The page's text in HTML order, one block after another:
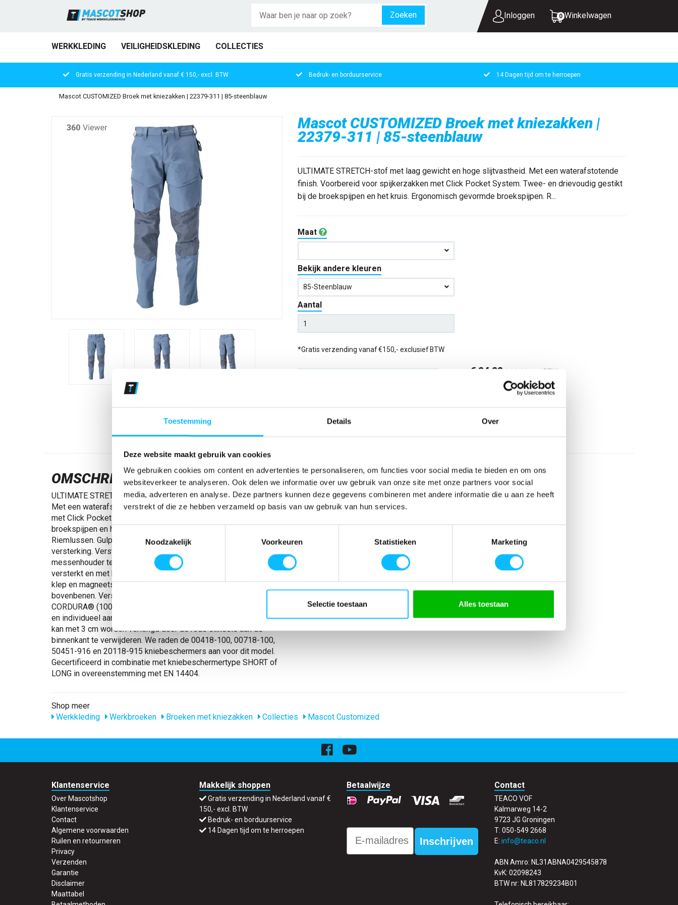
Toestemming Details Over
Deze website maakt gebruik van cookies
We gebruiken cookies om content en advertenties te personaliseren, om functies voor social media te bieden en om ons
websiteverkeer te analyseren. Ook delen we informatie over uw gebruik van onze site met onze partners voor social
media, adverteren en analyse. Deze partners kunnen deze gegevens combineren met andere informatie die u aan ze heeft
verstrekt of die ze hebben verzameld op basis van uw gebruik van hun services.
Toestemmingsselectie
Noodzakelijk
Voorkeuren Statistieken Marketing
Selectie toestaan Alles toestaan
Zoeken Inloggen 0 Winkelwagen
WERKKLEDING VEILIGHEIDSKLEDING COLLECTIES
UW WINKELWAGEN IS LEEG.
Gratis verzending in Nederland vanaf € 150,- excl. BTW Bedruk- en borduurservice 14 Dagen tijd om te herroepen
Mascot CUSTOMIZED Broek met kniezakken | 22379-311 | 85-steenblauw
Mascot CUSTOMIZED Broek met kniezakken |
22379-311 | 85-steenblauw
ULTIMATE STRETCH-stof met laag gewicht en hoge slijtvastheid. Met een waterafstotende
finish. Voorbereid voor spijkerzakken met Click Pocket System. Twee- en drievoudig gestikt
bij de broekspijpen en het kruis. Ergonomisch gevormde broekspijpen. R...
Maat
Bekijk andere kleuren
85-Steenblauw
Aantal
*Gratis verzending vanaf €150,- exclusief BTW
€ 84,88 € 99 ,92 excl BTW
,70€ 120,90 incl BTW
Verwachte bezorgdag:14-08-2026
OMSCHRIJVING
ULTIMATE STRETCH-stof met laag gewicht en hoge slijtvastheid.
Met een waterafstotende finish. Voorbereid voor spijkerzakken
met Click Pocket System. Twee- en drievoudig gestikt bij de
broekspijpen en het kruis. Ergonomisch gevormde broekspijpen.
Riemlussen. Gulp met rits. Voorzakken. Achterzakken met
versterking. Verstelbare hamerlus. Knoop (afneembaar) om
messenhouder te bevestigen. Duimstokzak met CORDURA®
versterkt en met klein zakje aan de buitenzijde. Dijbeenzak met
klep en magneetsluiting. Zakken met klep aan de voorkant van de
bovenbenen. Verstelbare kniezakken van extreem slijtvast
CORDURA® (1000 D). De hoogte van de kniezak is gemakkelijk
en individueel aan te passen. Reflectie-effecten. De beenlengte
kan met 3 cm worden verlengd door de rode stiksels aan de
binnenkant te verwijderen. We raden de 00418-100, 00718-100,
50451-916 en 20118-915 kniebeschermers aan voor dit model.
Gecertificeerd in combinatie met kniebeschermertype SHORT of
LONG in overeenstemming met EN 14404.
SPECIFICATIES
Artikelnummer
-
EAN nummer
-
nl_materiaal
Polyamide Elastaan
CUSTOMIZED
Mascot Customized
Shop meer
Werkkleding
Werkbroeken Broeken met kniezakken Collecties Mascot Customized
Klantenservice
Over Mascotshop
Klantenservice
Contact
Algemene voorwaarden
Ruilen en retourneren
Privacy
Verzenden
Garantie
Disclaimer
Maattabel
Makkelijk shoppen
Gratis verzending in Nederland vanaf €
150,- excl. BTW
Bedruk- en borduurservice
14 Dagen tijd om te herroepen
Betaalwijze
Email
Inschrijven
Contact
TEACO VOF
Kalmarweg 14-2
9723 JG Groningen
T: 050-549 2668
E: info@teaco.nl
ABN Amro: NL31ABNA0429545878
KvK: 02098243
BTW nr: NL817829234B01